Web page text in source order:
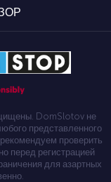
DomSlotov не
представленного
проверить
перед регистрацией
для азартных